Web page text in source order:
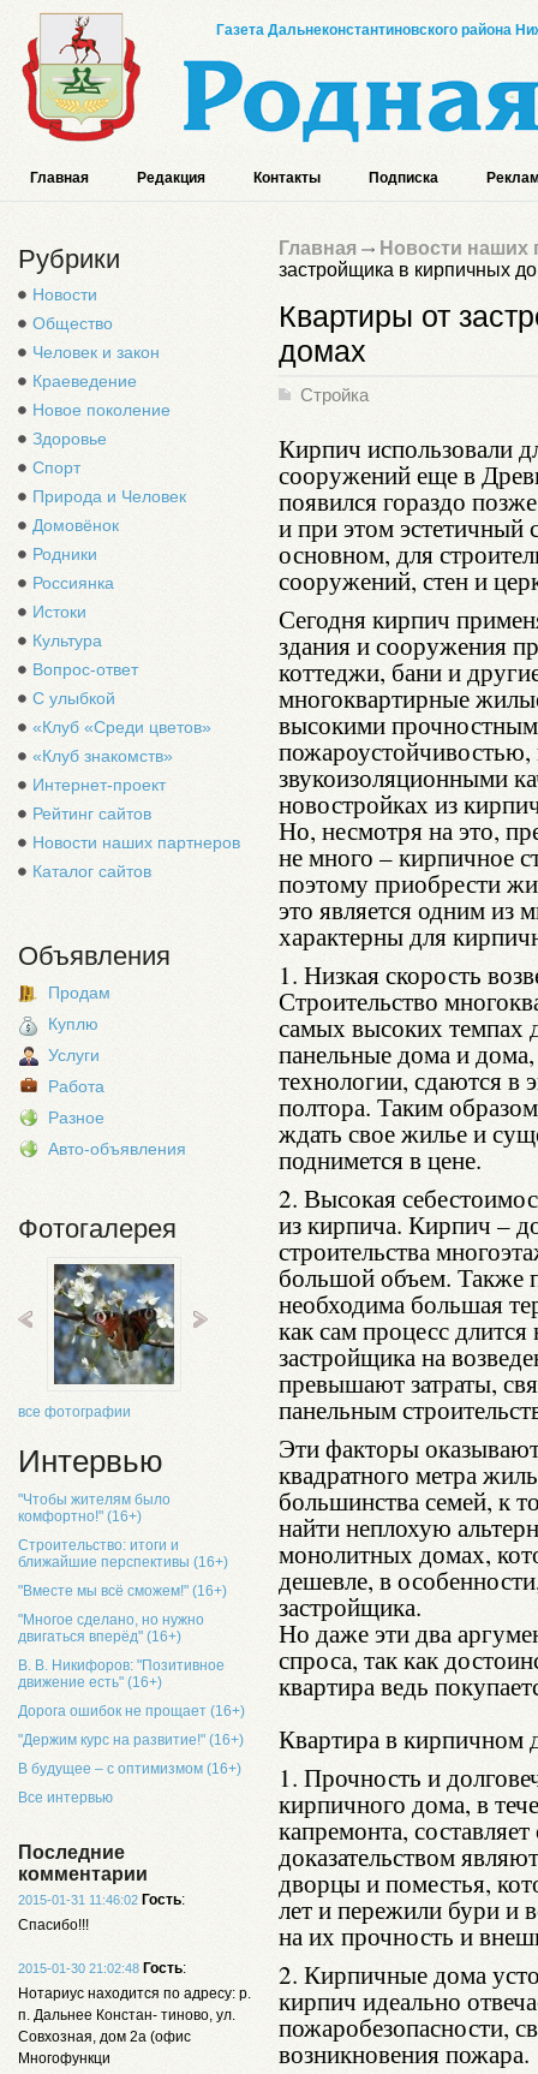
Газета Дальнеконстантиновского района
Главная Редакция Контакты Подписка
Рубрики
Новости
Общество
Человек и закон
Краеведение
Новое поколение
Здоровье
Спорт
Природа и Человек
Домовёнок
Родники
Россиянка
Истоки
Культура
Вопрос-ответ
С улыбкой
«Клуб «Среди цветов»
«Клуб знакомств»
Интернет-проект
Рейтинг сайтов
Новости наших партнеров
Каталог сайтов
Объявления
Продам
Куплю
Услуги
Работа
Разное
Авто-объявления
Фотогалерея
все фотографии
Интервью
"Чтобы жителям было
комфортно!" (16+)
Строительство: итоги и
ближайшие перспективы (16+)
"Вместе мы всё сможем!" (16+)
"Многое сделано, но нужно
двигаться вперёд" (16+)
В. В. Никифоров: "Позитивное
движение есть" (16+)
Дорога ошибок не прощает (16+)
"Держим курс на развитие!" (16+)
В будущее – с оптимизмом (16+)
Все интервью
Последние
комментарии
2015-01-31 11:46:02 Гость:
Спасибо!!!
2015-01-30 21:02:48 Гость:
Нотариус находится по адресу: р.
п. Дальнее Констан- тиново, ул.
Совхозная, дом 2а (офис
Многофункци
Главная
Новости наших
застройщика в кирпичных
Квартиры от
домах
Стройка
Кирпич использовали
сооружений еще в
появился гораздо
и при этом эстетичный
основном, для
сооружений, стен и
Сегодня кирпич
здания и сооружения
коттеджи, бани и
многоквартирные
высокими
звукоизоляционными
новостройках из
Но, несмотря на это,
не много – кирпичное
поэтому приобрести
это является одним из
характерны для
1. Низкая скорость
Строительство
самых высоких темпах
панельные дома и
технологии, сдаются в
полтора. Таким
ждать свое жилье и
поднимется в цене.
2. Высокая
из кирпича. Кирпич –
строительства
большой объем. Также
необходима большая
как сам процесс длится
застройщика на
превышают затраты,
панельным
Эти факторы
квадратного метра
большинства семей, к
найти неплохую
монолитных домах,
дешевле, в
застройщика.
Но даже эти два
спроса, так как
квартира ведь
Квартира в кирпичном
1. Прочность и
кирпичного дома, в
капремонта,
доказательством
дворцы и поместья,
лет и пережили бури и
на их прочность и
2. Кирпичные дома
кирпич идеально
пожаробезопасности,
возникновения пожара.